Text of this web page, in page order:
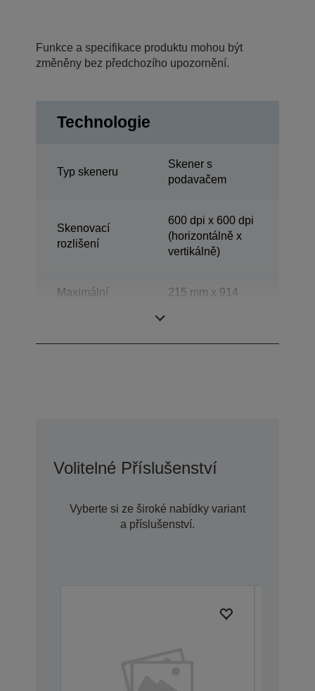
Funkce a specifikace produktu mohou být
změněny bez předchozího upozornění.
Technologie
Typ skeneru
Skener s
podavačem
Skenovací
rozlišení
600 dpi x 600 dpi
(horizontálně x
vertikálně)
Maximální
215 mm x 914
Volitelné Příslušenství
Vyberte si ze široké nabídky variant
a příslušenství.